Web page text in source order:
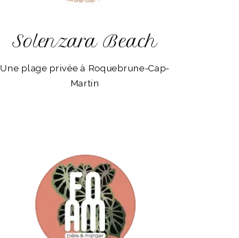
Solenzara Beach
Une plage privée à Roquebrune-Cap-
Martin